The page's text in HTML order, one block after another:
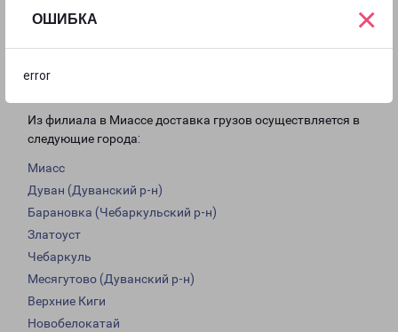
ОШИБКА
error
×
18:00
Из филиала в Миассе доставка грузов осуществляется в
следующие города:
Миасс
Дуван (Дуванский р-н)
Барановка (Чебаркульский р-н)
Златоуст
Чебаркуль
Месягутово (Дуванский р-н)
Верхние Киги
Новобелокатай